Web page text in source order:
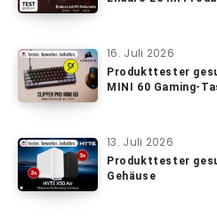
16. Juli 2026
Produkttester
MINI 60 Gaming-
13. Juli 2026
Produkttester
Gehäuse